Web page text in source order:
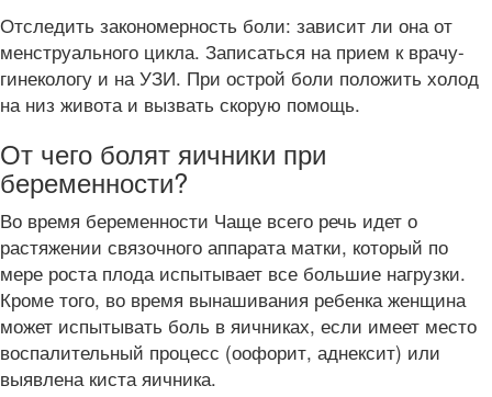
Отследить закономерность боли: зависит ли она от
менструального цикла. Записаться на прием к врачу-
гинекологу и на УЗИ. При острой боли положить холод
на низ живота и вызвать скорую помощь.
От чего болят яичники при
беременности?
Во время беременности Чаще всего речь идет о
растяжении связочного аппарата матки, который по
мере роста плода испытывает все большие нагрузки.
Кроме того, во время вынашивания ребенка женщина
может испытывать боль в яичниках, если имеет место
воспалительный процесс (оофорит, аднексит) или
выявлена киста яичника.